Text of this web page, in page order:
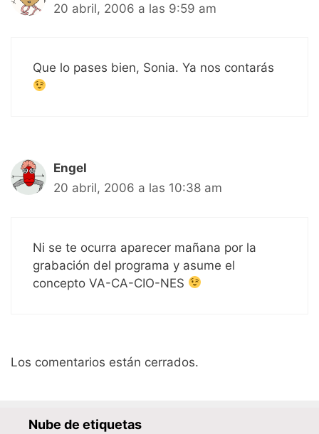
20 abril, 2006 a las 9:59 am
Que lo pases bien, Sonia. Ya nos contarás
Engel
20 abril, 2006 a las 10:38 am
Ni se te ocurra aparecer mañana por la
grabación del programa y asume el
concepto VA-CA-CIO-NES
Los comentarios están cerrados.
Nube de etiquetas